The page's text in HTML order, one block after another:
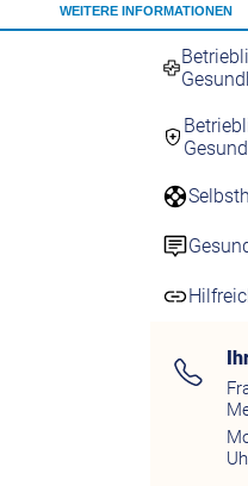
WEITERE INFORMATIONEN
ALLE COOKIES AKZEPTIEREN
Gesund